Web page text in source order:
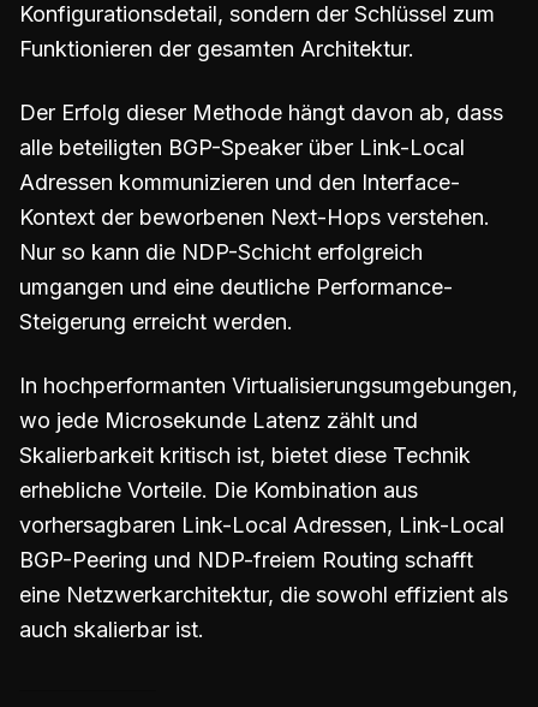
Konfigurationsdetail, sondern der Schlüssel zum
Funktionieren der gesamten Architektur.
Der Erfolg dieser Methode hängt davon ab, dass
alle beteiligten BGP-Speaker über Link-Local
Adressen kommunizieren und den Interface-
Kontext der beworbenen Next-Hops verstehen.
Nur so kann die NDP-Schicht erfolgreich
umgangen und eine deutliche Performance-
Steigerung erreicht werden.
In hochperformanten Virtualisierungsumgebungen,
wo jede Microsekunde Latenz zählt und
Skalierbarkeit kritisch ist, bietet diese Technik
erhebliche Vorteile. Die Kombination aus
vorhersagbaren Link-Local Adressen, Link-Local
BGP-Peering und NDP-freiem Routing schafft
eine Netzwerkarchitektur, die sowohl effizient als
auch skalierbar ist.